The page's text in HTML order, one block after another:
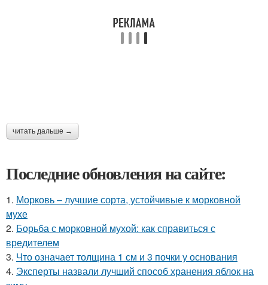
читать дальше →
Последние обновления на сайте:
1. Морковь – лучшие сорта, устойчивые к морковной
мухе
2. Борьба с морковной мухой: как справиться с
вредителем
3. Что означает толщина 1 см и 3 почки у основания
4. Эксперты назвали лучший способ хранения яблок на